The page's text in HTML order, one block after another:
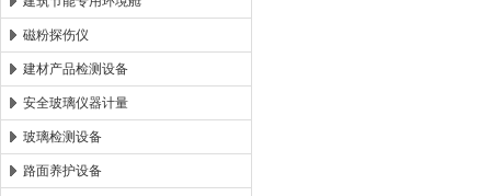
磁粉探伤仪
建材产品检测设备
安全玻璃仪器计量
玻璃检测设备
路面养护设备